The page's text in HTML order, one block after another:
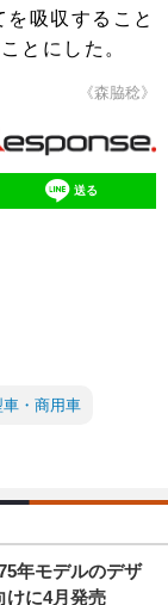
吸収すること
とにした。
《森脇稔》
送る
車・商用車
年モデルのデザ
に4月発売